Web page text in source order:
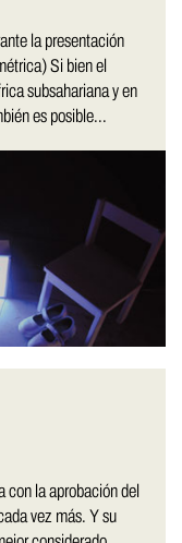
la presentación
Si bien el
subsahariana y en
es posible...
la aprobación del
vez más. Y su